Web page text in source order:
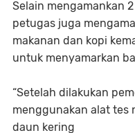
Selain mengamankan
petugas juga
makanan dan kopi
untuk menyamarkan
“Setelah dilakukan
menggunakan alat tes
daun kering